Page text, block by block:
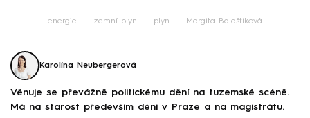
energie zemní plyn plyn Margita Balaštíková
Karolína Neubergerová
Věnuje se převážně politickému dění na tuzemské scéně.
Má na starost především dění v Praze a na magistrátu.